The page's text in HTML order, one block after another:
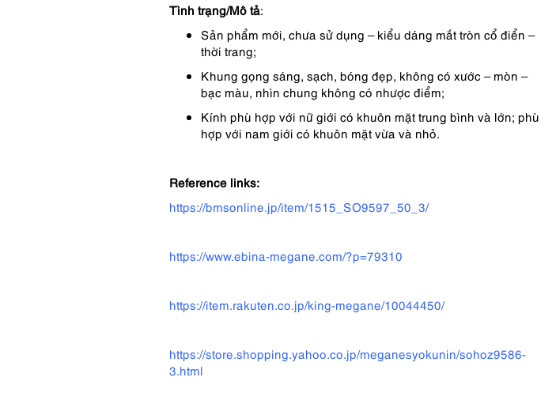
Tình trạng/Mô tả:
Sản phẩm mới, chưa sử dụng – kiểu dáng mắt tròn cổ điển –
thời trang;
Khung gọng sáng, sạch, bóng đẹp, không có xước – mòn –
bạc màu, nhìn chung không có nhược điểm;
Kính phù hợp với nữ giới có khuôn mặt trung bình và lớn; phù
hợp với nam giới có khuôn mặt vừa và nhỏ.
Reference links:
https://bmsonline.jp/item/1515_SO9597_50_3/
https://www.ebina-megane.com/?p=79310
https://item.rakuten.co.jp/king-megane/10044450/
https://store.shopping.yahoo.co.jp/meganesyokunin/sohoz9586-
3.html